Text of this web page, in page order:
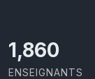
2,029
ENSEIGNANTS